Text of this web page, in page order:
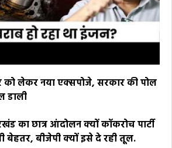
लेकर नया एक्सपोजे, सरकार की पोल
डाली
का छात्र आंदोलन क्यों कॉकरोच पार्टी
बेहतर, बीजेपी क्यों इसे दे रही तूल.